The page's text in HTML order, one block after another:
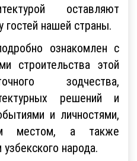
оставляют
гостей нашей страны.
ознакомлен с
строительства этой
зодчества,
решений и
и личностями,
местом, а также
народа.